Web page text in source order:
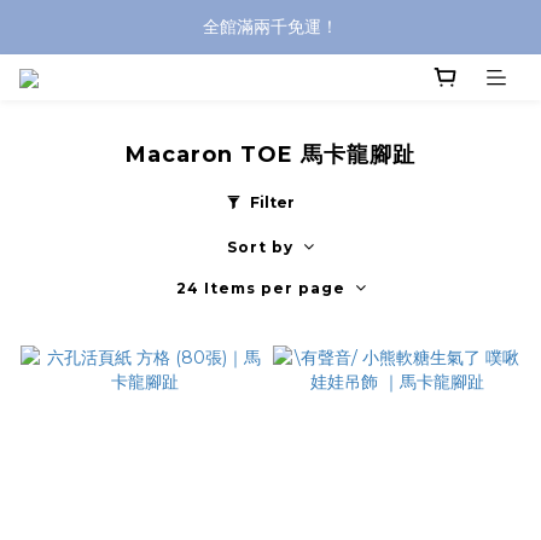
全館滿兩千免運！
全館滿兩千免運！
Macaron TOE 馬卡龍腳趾
Filter
Sort by
24 Items per page